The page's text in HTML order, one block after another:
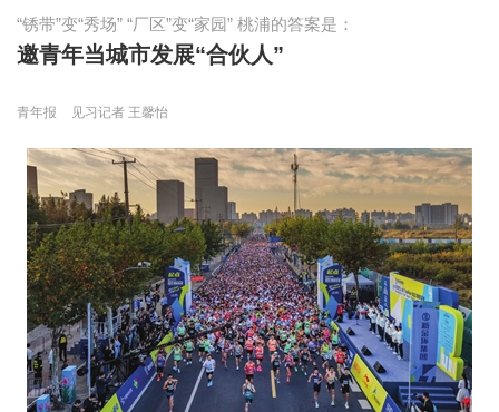
“锈带”变“秀场” “厂区”变“家园” 桃浦的答案是：
邀青年当城市发展“合伙人”
青年报 见习记者 王馨怡